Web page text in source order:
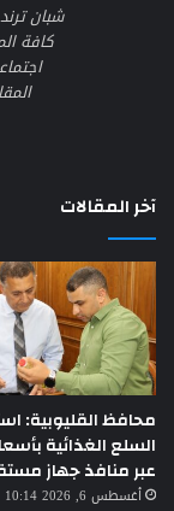
شبان
كافة
آخر المقالات
محافظ القليوبية:
السلع الغذائية
عبر منافذ جهاز
أغسطس 6, 2026 10:14 ص